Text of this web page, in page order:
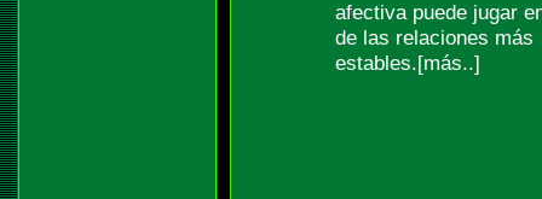
afectiva puede jugar
de las relaciones más
estables.[más..]